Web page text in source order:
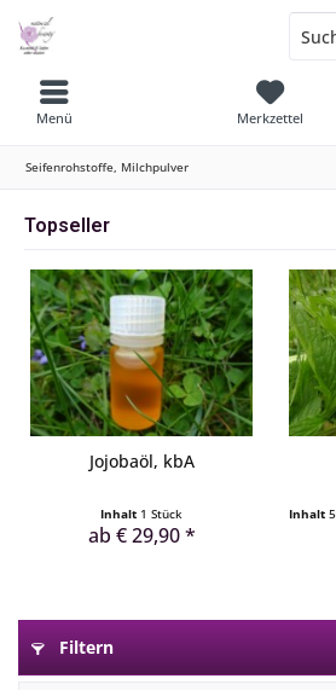
Menü Merkzettel
Seifenrohstoffe, Milchpulver
Topseller
Jojobaöl, kbA
Inhalt 1 Stück
ab € 29,90 *
Inhalt
Filtern